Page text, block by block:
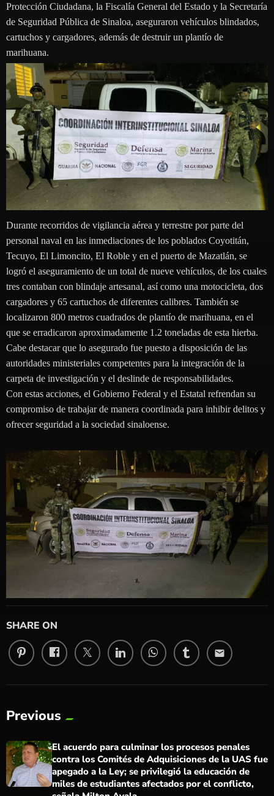
Protección Ciudadana, la Fiscalía General del Estado y la Secretaría
de Seguridad Pública de Sinaloa, aseguraron vehículos blindados,
cartuchos y cargadores, además de destruir un plantío de
marihuana.
Durante recorridos de vigilancia aérea y terrestre por parte del
personal naval en las inmediaciones de los poblados Coyotitán,
Tecuyo, El Limoncito, El Roble y en el puerto de Mazatlán, se
logró el aseguramiento de un total de nueve vehículos, de los cuales
tres contaban con blindaje artesanal, así como una motocicleta, dos
cargadores y 65 cartuchos de diferentes calibres. También se
localizaron 800 metros cuadrados de plantío de marihuana, en el
que se erradicaron aproximadamente 1.2 toneladas de esta hierba.
Cabe destacar que lo asegurado fue puesto a disposición de las
autoridades ministeriales competentes para la integración de la
carpeta de investigación y el deslinde de responsabilidades.
Con estas acciones, el Gobierno Federal y el Estatal refrendan su
compromiso de trabajar de manera coordinada para inhibir delitos y
ofrecer seguridad a la sociedad sinaloense.
SHARE ON
email
Previous
El acuerdo para culminar los procesos penales
contra los Comités de Adquisiciones de la UAS fue
apegado a la Ley; se privilegió la educación de
miles de estudiantes afectados por el conflicto,